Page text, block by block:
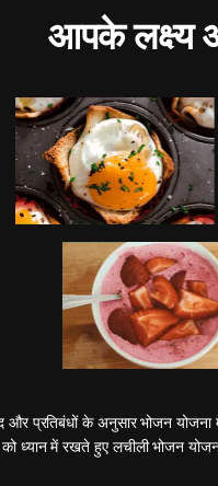
आपके लक्ष्य
प्रतिबंधों के अनुसार भोजन योजना
ध्यान में रखते हुए लचीली भोजन